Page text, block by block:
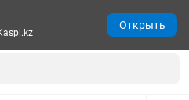
Открыть